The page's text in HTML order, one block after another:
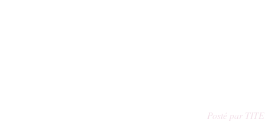
Posté par